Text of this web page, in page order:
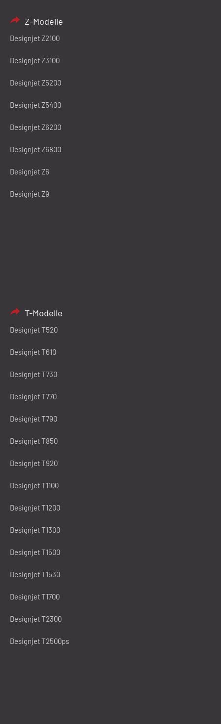
Z-Modelle
Designjet Z2100
Designjet Z3100
Designjet Z5200
Designjet Z5400
Designjet Z6200
Designjet Z6800
Designjet Z6
Designjet Z9
T-Modelle
Designjet T520
Designjet T610
Designjet T730
Designjet T770
Designjet T790
Designjet T850
Designjet T920
Designjet T1100
Designjet T1200
Designjet T1300
Designjet T1500
Designjet T1530
Designjet T1700
Designjet T2300
Designjet T2500ps